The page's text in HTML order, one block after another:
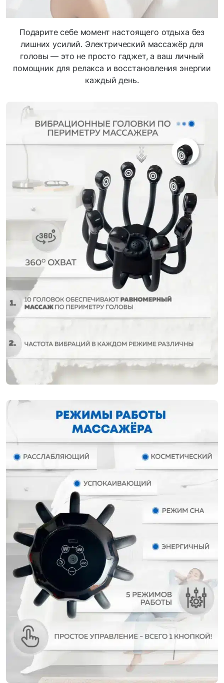
Подарите себе момент настоящего отдыха без
лишних усилий. Электрический массажёр для
головы — это не просто гаджет, а ваш личный
помощник для релакса и восстановления энергии
каждый день.